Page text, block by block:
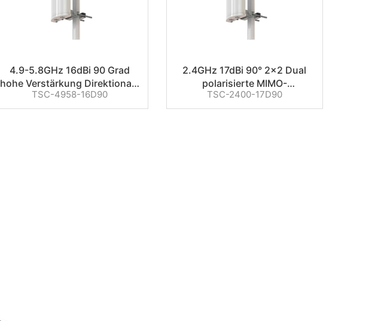
4.9-5.8GHz 16dBi 90 Grad
hohe Verstärkung Direktionale
MIMO Sektor WiFi Antenne
TSC-4958-16D90
2.4GHz 17dBi 90° 2×2 Dual
polarisierte MIMO-
Sektorantenne für
Außenbasisstationen
TSC-2400-17D90